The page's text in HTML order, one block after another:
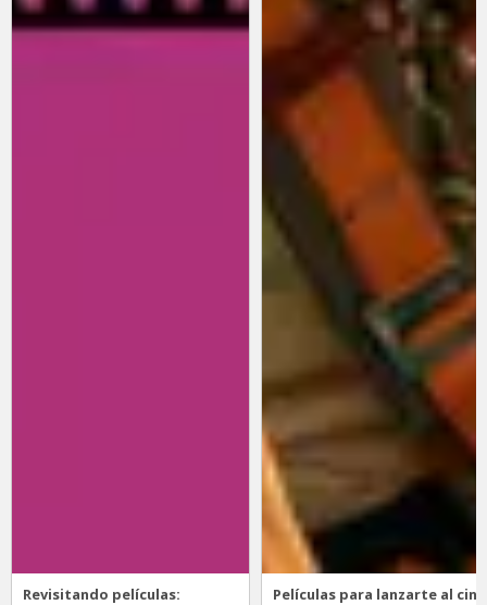
Revisitando películas:
Películas para lanzarte al cine